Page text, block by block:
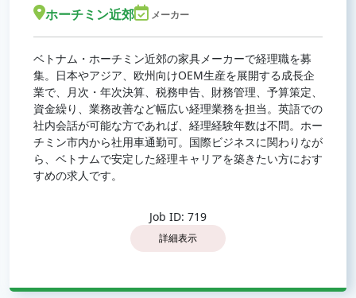
ホーチミン近郊 メーカー
ベトナム・ホーチミン近郊の家具メーカーで経理職を募
集。日本やアジア、欧州向けOEM生産を展開する成長企
業で、月次・年次決算、税務申告、財務管理、予算策定、
資金繰り、業務改善など幅広い経理業務を担当。英語での
社内会話が可能な方であれば、経理経験年数は不問。ホー
チミン市内から社用車通勤可。国際ビジネスに関わりなが
ら、ベトナムで安定した経理キャリアを築きたい方におす
すめの求人です。
Job ID: 719
詳細表示